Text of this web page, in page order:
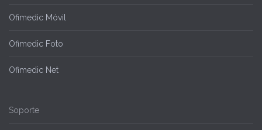
Ofimedic Móvil
Ofimedic Foto
Ofimedic Net
Soporte